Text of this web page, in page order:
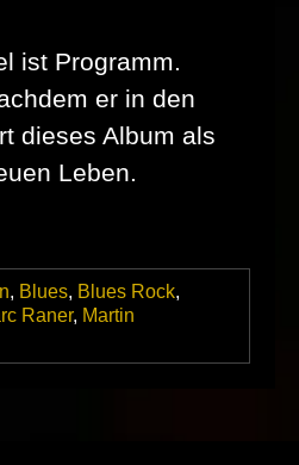
ist Programm.
er in den
dieses Album als
Leben.
, Blues, Blues Rock,
Raner, Martin